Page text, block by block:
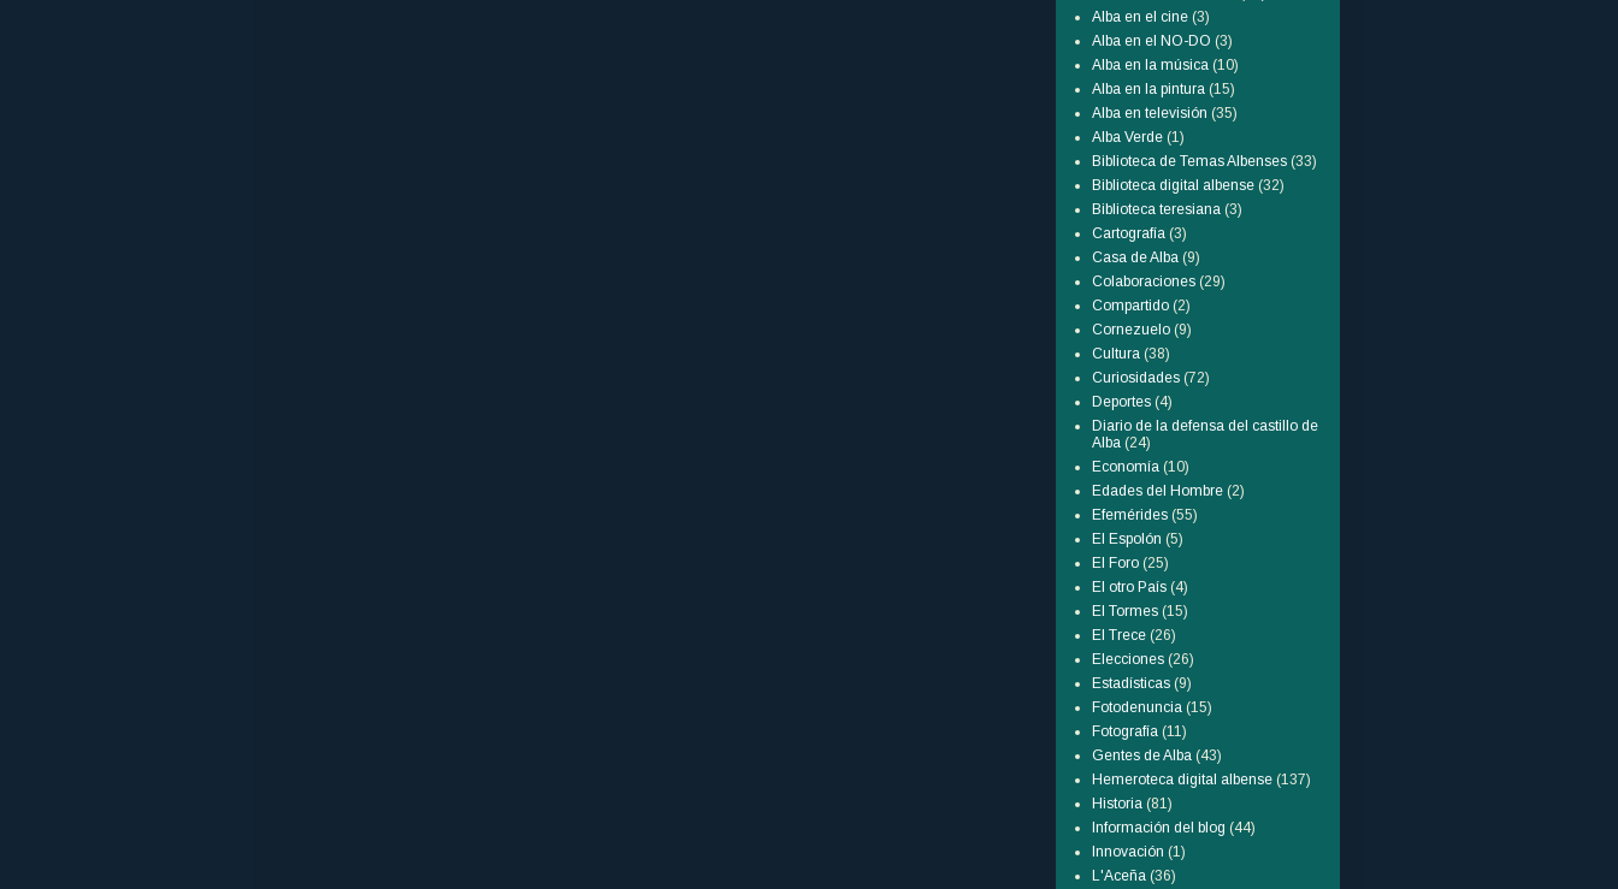
Alba en el cine (3)
Alba en el NO-DO (3)
Alba en la música (10)
Alba en la pintura (15)
Alba en televisión (35)
Alba Verde (1)
Biblioteca de Temas Albenses (33)
Biblioteca digital albense (32)
Biblioteca teresiana (3)
Cartografía (3)
Casa de Alba (9)
Colaboraciones (29)
Compartido (2)
Cornezuelo (9)
Cultura (38)
Curiosidades (72)
Deportes (4)
Diario de la defensa del castillo de
Alba (24)
Economía (10)
Edades del Hombre (2)
Efemérides (55)
El Espolón (5)
El Foro (25)
El otro País (4)
El Tormes (15)
El Trece (26)
Elecciones (26)
Estadísticas (9)
Fotodenuncia (15)
Fotografía (11)
Gentes de Alba (43)
Hemeroteca digital albense (137)
Historia (81)
Información del blog (44)
Innovación (1)
L'Aceña (36)